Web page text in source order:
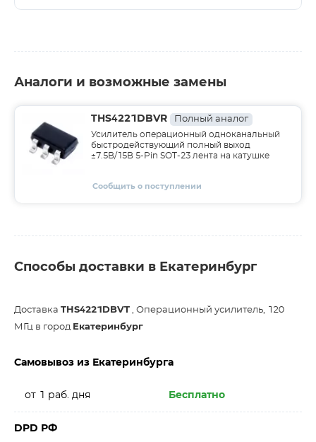
Аналоги и возможные замены
THS4221DBVR Полный аналог
Усилитель операционный одноканальный
быстродействующий полный выход
±7.5В/15В 5-Pin SOT-23 лента на катушке
Сообщить о поступлении
Способы доставки в Екатеринбург
Доставка THS4221DBVT , Операционный усилитель, 120
МГц в город Екатеринбург
Самовывоз из Екатеринбурга
от 1 раб. дня Бесплатно
DPD РФ